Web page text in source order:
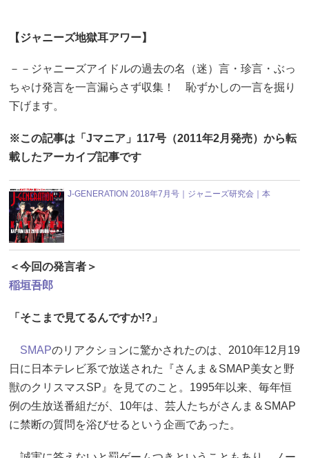
【ジャニーズ地獄耳アワー】
－－ジャニーズアイドルの過去の名（迷）言・珍言・ぶっ
ちゃけ発言を一言漏らさず収集！ 恥ずかしの一言を掘り
下げます。
※この記事は「Jマニア」117号（2011年2月発売）から転
載したアーカイブ記事です
J-GENERATION 2018年7月号｜ジャニーズ研究会｜本
＜今回の発言者＞
稲垣吾郎
「そこまで見てるんですか!?」
SMAPのリアクションに驚かされたのは、2010年12月19
日に日本テレビ系で放送された『さんま＆SMAP美女と野
獣のクリスマスSP』を見てのこと。1995年以来、毎年恒
例の生放送番組だが、10年は、芸人たちがさんま＆SMAP
に禁断の質問を浴びせるという企画であった。